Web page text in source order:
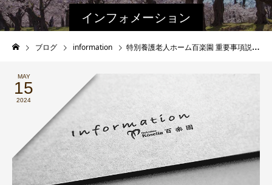
インフォメーション
ブログ information 特別養護老人ホーム百楽園 重要事項説明書
MAY
15
2024